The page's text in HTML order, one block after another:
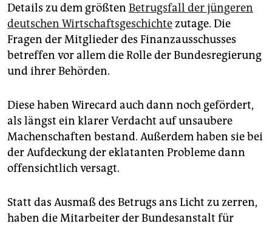
abo
genossenschaft
epaper login
Details zu dem größten Betrugsfall der jüngeren
deutschen Wirtschaftsgeschichtezutage. Die
Fragen der Mitglieder des Finanzausschusses
betreffen vor allem die Rolle der Bundesregierung
und ihrer Behörden.
Diese haben Wire­card auch dann noch gefördert,
als längst ein klarer Verdacht auf unsaubere
Machenschaften bestand. Außerdem haben sie bei
der Aufdeckung der eklatanten Probleme dann
offensichtlich versagt.
Statt das Ausmaß des Betrugs ans Licht zu zerren,
haben die Mitarbeiter der Bundesanstalt für